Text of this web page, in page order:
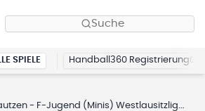
Suche
SPIELE Handball360 Registrierung
- F-Jugend (Minis) Westlausitzliga